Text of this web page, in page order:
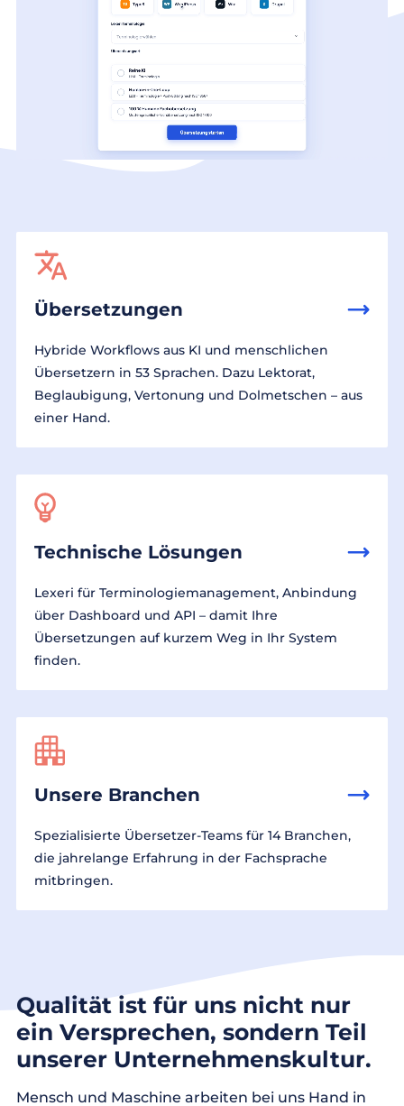
Übersetzungen
Hybride Workflows aus KI und menschlichen
Übersetzern in 53 Sprachen. Dazu Lektorat,
Beglaubigung, Vertonung und Dolmetschen – aus
einer Hand.
Technische Lösungen
Lexeri für Terminologiemanagement, Anbindung
über Dashboard und API – damit Ihre
Übersetzungen auf kurzem Weg in Ihr System
finden.
Unsere Branchen
Spezialisierte Übersetzer-Teams für 14 Branchen,
die jahrelange Erfahrung in der Fachsprache
mitbringen.
Qualität ist für uns nicht nur
ein Versprechen, sondern Teil
unserer Unternehmenskultur.
Mensch und Maschine arbeiten bei uns Hand in